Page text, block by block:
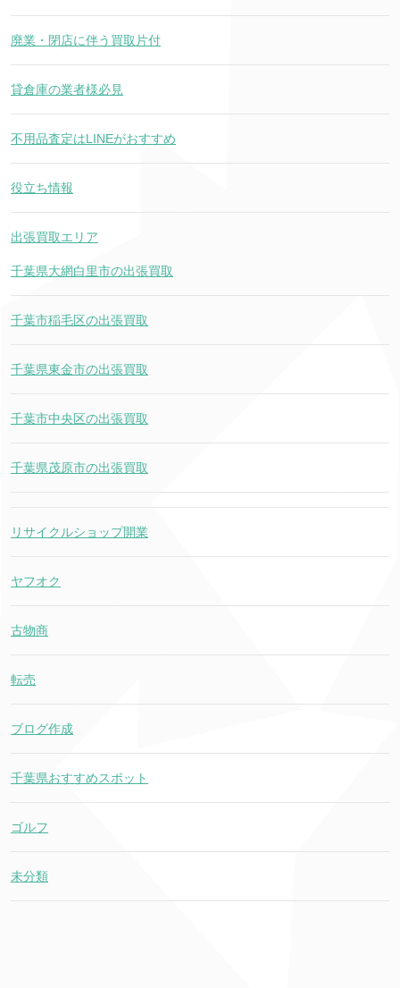
廃業・閉店に伴う買取片付
貸倉庫の業者様必見
不用品査定はLINEがおすすめ
役立ち情報
出張買取エリア
千葉県大網白里市の出張買取
千葉市稲毛区の出張買取
千葉県東金市の出張買取
千葉市中央区の出張買取
千葉県茂原市の出張買取
リサイクルショップ開業
ヤフオク
古物商
転売
ブログ作成
千葉県おすすめスポット
ゴルフ
未分類